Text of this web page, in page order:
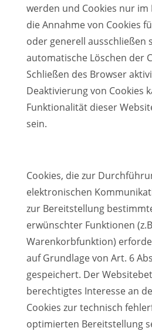
werden und Cookies nur im
die Annahme von Cookies
oder generell ausschließen
automatische Löschen der
Schließen des Browser
Deaktivierung von Cookies
Funktionalität dieser
sein.
Cookies, die zur
elektronischen
zur Bereitstellung
erwünschter Funktionen
Warenkorbfunktion)
auf Grundlage von Art. 6
gespeichert. Der
berechtigtes Interesse an
Cookies zur technisch
optimierten Bereitstellung